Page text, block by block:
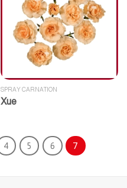
SPRAY CARNATION
Xue
4 5 6 7